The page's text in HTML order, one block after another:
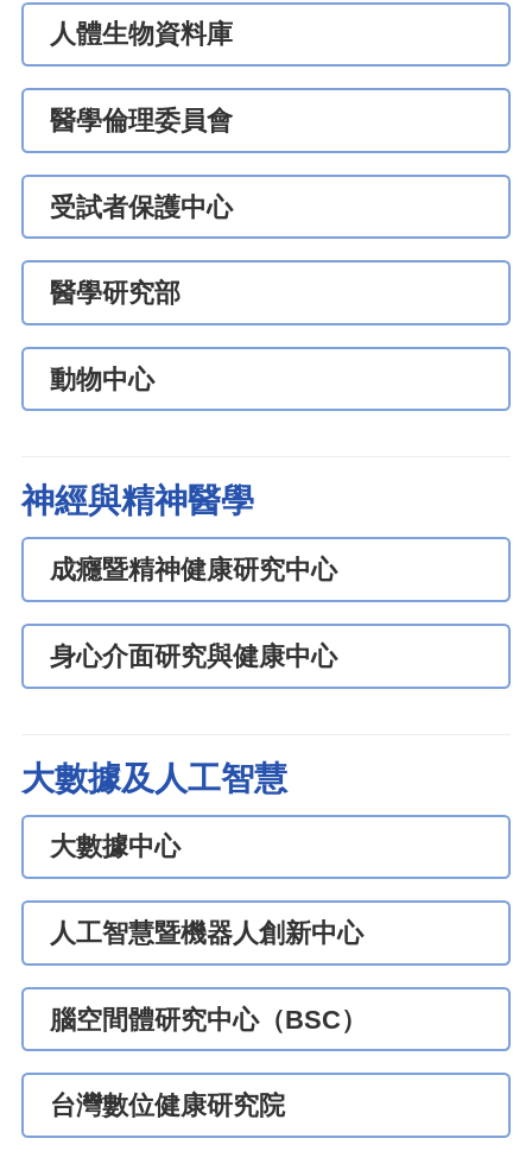
人體生物資料庫
醫學倫理委員會
受試者保護中心
醫學研究部
動物中心
神經與精神醫學
成癮暨精神健康研究中心
身心介面研究與健康中心
大數據及人工智慧
大數據中心
人工智慧暨機器人創新中心
腦空間體研究中心（BSC）
台灣數位健康研究院